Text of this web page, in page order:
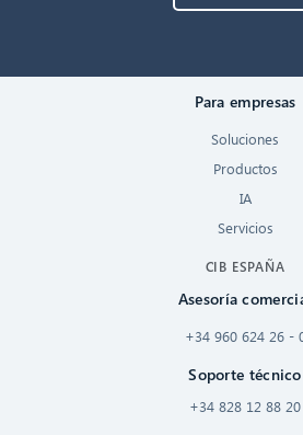
Para empresas
Soluciones
Productos
IA
Servicios
CIB ESPAÑA
Asesoría
+34 960 624 26 -
Soporte técnico
+34 828 12 88 20